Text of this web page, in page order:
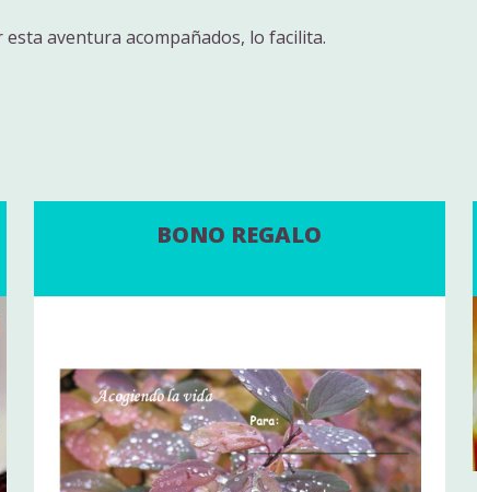
aventura acompañados, lo facilita.
BONO REGALO